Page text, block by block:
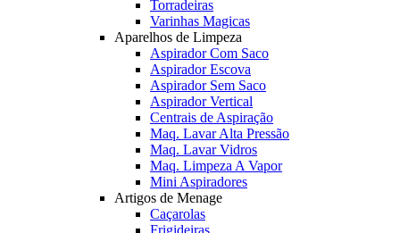
Torradeiras
Varinhas Magicas
Aparelhos de Limpeza
Aspirador Com Saco
Aspirador Escova
Aspirador Sem Saco
Aspirador Vertical
Centrais de Aspiração
Maq. Lavar Alta Pressão
Maq. Lavar Vidros
Maq. Limpeza A Vapor
Mini Aspiradores
Artigos de Menage
Caçarolas
Frigideiras